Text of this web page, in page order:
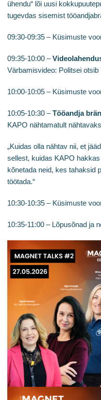
ühendu“ lõi uusi
tugevdas sisemist
09:30-09:35 – Küsimuste
09:35-10:00 –
Värbamisvideo: Politsei
10:00-10:05 – Küsimuste
10:05-10:30 –Tööandja
KAPO nähtamatult
„Kuidas olla nähtav nii, et
sellest, kuidas KAPO
kõnetada neid, kes tahaksid
töötada.“
10:30-10:35 – Küsimuste
10:35-11:00 – Lõpusõnad ja